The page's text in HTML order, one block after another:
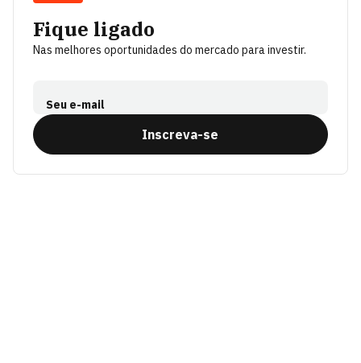
Fique ligado
Nas melhores oportunidades do mercado para investir.
Seu e-mail
Inscreva-se